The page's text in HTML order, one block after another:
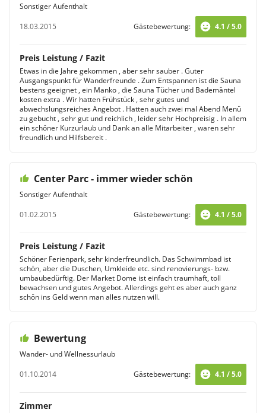
Sonstiger Aufenthalt
18.03.2015
Gästebewertung: 4.1 / 5.0
Preis Leistung / Fazit
Etwas in die Jahre gekommen , aber sehr sauber . Guter
Ausgangspunkt für Wanderfreunde . Zum Entspannen ist die Sauna
bestens geeignet , ein Manko , die Sauna Tücher und Bademäntel
kosten extra . Wir hatten Frühstück , sehr gutes und
abwechslungsreiches Angebot . Hatten auch zwei mal Abend Menü
zu gebucht , sehr gut und reichlich , leider sehr Hochpreisig . In allem
ein schöner Kurzurlaub und Dank an alle Mitarbeiter , waren sehr
freundlich und Hilfsbereit .
Center Parc - immer wieder schön
Sonstiger Aufenthalt
01.02.2015
Gästebewertung: 4.1 / 5.0
Preis Leistung / Fazit
Schöner Ferienpark, sehr kinderfreundlich. Das Schwimmbad ist
schön, aber die Duschen, Umkleide etc. sind renovierungs- bzw.
umbaubedürftig. Der Market Dome ist einfach traumhaft, toll
bewachsen und gutes Angebot. Allerdings geht es aber auch ganz
schön ins Geld wenn man alles nutzen will.
Bewertung
Wander- und Wellnessurlaub
01.10.2014
Gästebewertung: 4.1 / 5.0
Zimmer